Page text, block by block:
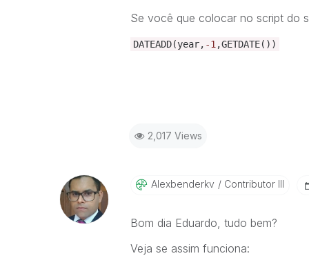
Se você que colocar no script do
DATEADD(year, -1 ,GETDATE())
2,017 Views
Alexbenderkv Contributor III
Bom dia Eduardo, tudo bem?
Veja se assim funciona: